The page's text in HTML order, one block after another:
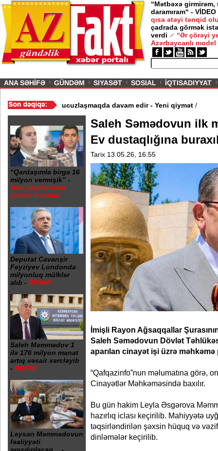
“Mətbəxə girmirəm,
daramıram“ - VİDEO
qısa ətəyi tənqid
çadrada görmək
verdi
“Ər çörəyi
Azərbaycanlı model
ANA SƏHİFƏ GÜNDƏM SIYASƏT SOSIAL İQTISADIYYAT
Video /Azərbaycan nefti ucuzlaşmaqda davam edir - Yeni qiymət
“Qardaşımla birgə 16
milyon vermişik” -
Tale Heydərovun
ifadəsi oxundu
Deputat Cavanşir
Feyziyev Londonda
milyonluq mülklər
alıb - SİYAHI
Saleh Məmmədov 1
ilə 176 milyon manat
artıq vəsait xərcləyib
- RƏSMİ
Leysan Məmmədovun
fəaliyyəti
Saleh Səmədovun ilk
Ev dustaqlığına
Tarix 13.05.26, 16:55
İmişli Rayon Ağsaqqallar
Saleh Səmədovun Dövlət
aparılan cinayət işi üzrə məhkəmə
“Qafqazinfo”nun məlumatına görə,
Cinayətlər Məhkəməsində baxılır.
Bu gün hakim Leyla Əsgərova
hazırlıq iclası keçirilib. Mahiyyətə
təqsirləndirilən şəxsin hüquq və
dinləmələr keçirilib.